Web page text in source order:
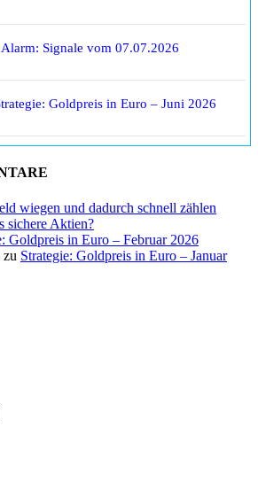
Signale vom 07.07.2026
Goldpreis in Euro – Juni 2026
wiegen und dadurch schnell zählen
sichere Aktien?
Goldpreis in Euro – Februar 2026
zu Strategie: Goldpreis in Euro – Januar